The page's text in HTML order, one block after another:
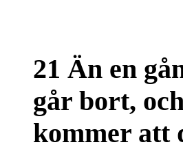
21 Än en
går bort,
kommer att